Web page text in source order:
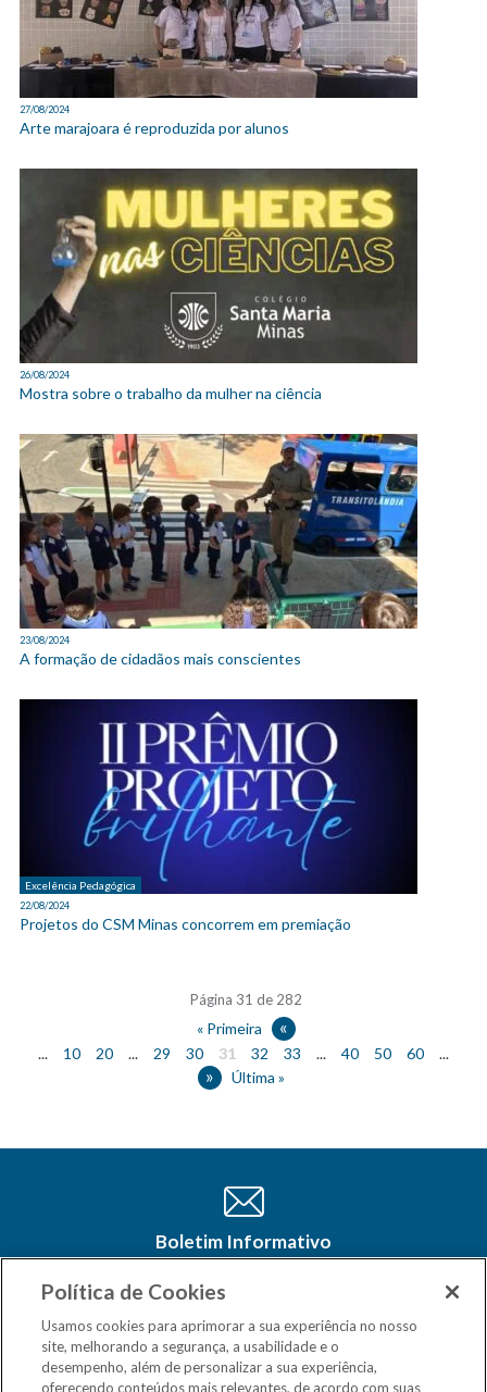
27/08/2024
Arte marajoara é reproduzida por alunos
26/08/2024
Mostra sobre o trabalho da mulher na ciência
23/08/2024
A formação de cidadãos mais conscientes
Excelência Pedagógica
22/08/2024
Projetos do CSM Minas concorrem em premiação
Página 31 de 282
« Primeira «
... 10 20 ... 29 30 31 32 33 ... 40 50 60 ...
» Última »
Boletim Informativo
Cadastre-se e receba as últimas
atualizações do CSM Minas no seu e-
Política de Cookies
Usamos cookies para aprimorar a sua experiência no nosso
site, melhorando a segurança, a usabilidade e o
desempenho, além de personalizar a sua experiência,
oferecendo conteúdos mais relevantes, de acordo com suas